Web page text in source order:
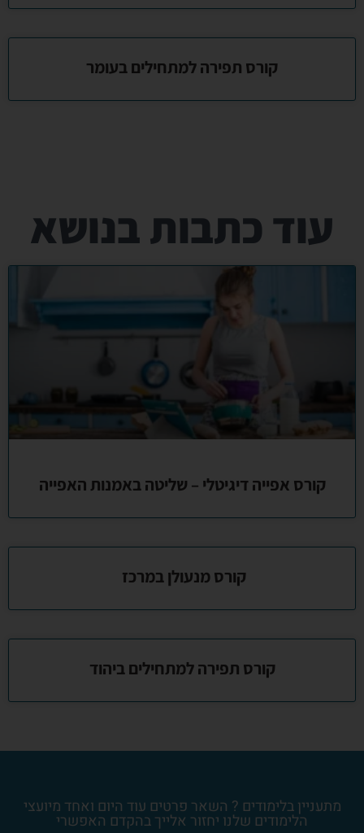
קורס תפירה למתחילים בעומר
עוד כתבות בנושא
קורס אפייה דיגיטלי – שליטה באמנות האפייה
קורס מנעולן במרכז
קורס תפירה למתחילים ביהוד
מתעניין בלימודים ? השאר פרטים עוד היום ואחד מיועצי
הלימודים שלנו יחזור אלייך בהקדם האפשרי